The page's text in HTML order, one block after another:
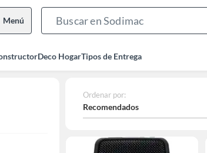
Menú
Deco HogarTipos de Entrega
Ordenar por:
Recomendados